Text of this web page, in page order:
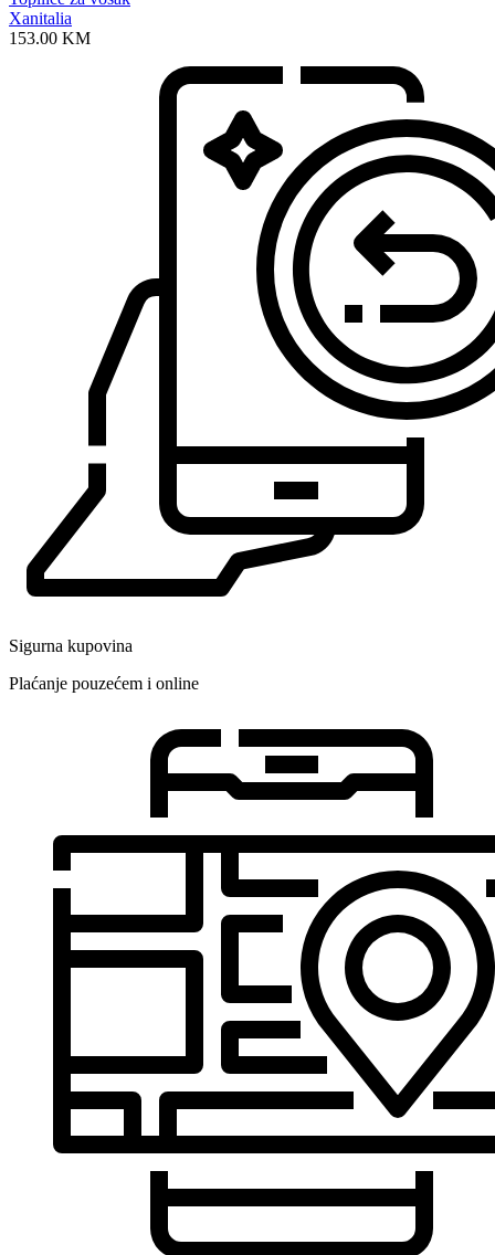
Xanitalia
153.00 KM
Sigurna kupovina
Plaćanje pouzećem i online